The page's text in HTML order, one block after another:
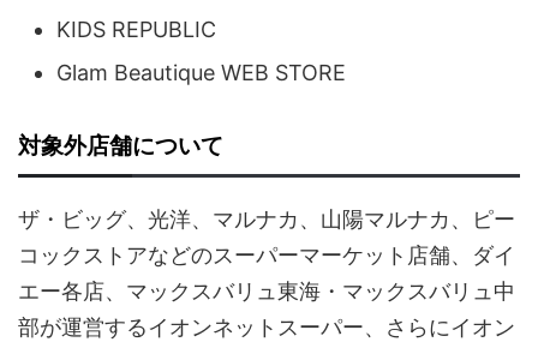
KIDS REPUBLIC
Glam Beautique WEB STORE
対象外店舗について
ザ・ビッグ、光洋、マルナカ、山陽マルナカ、ピー
コックストアなどのスーパーマーケット店舗、ダイ
エー各店、マックスバリュ東海・マックスバリュ中
部が運営するイオンネットスーパー、さらにイオン